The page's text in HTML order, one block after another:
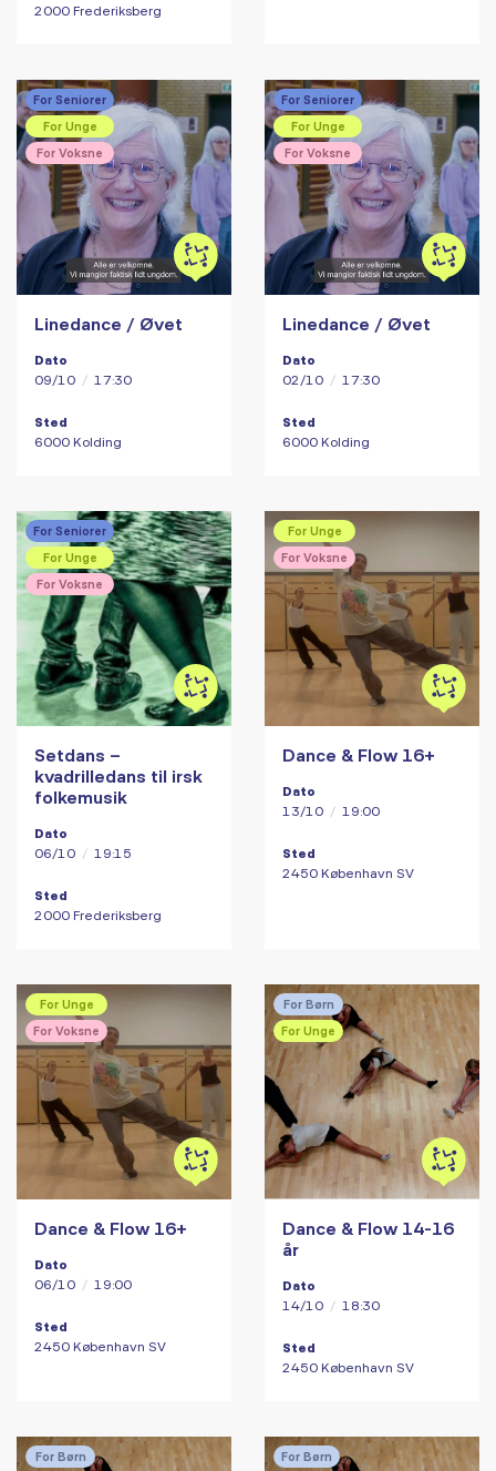
2000 Frederiksberg
For Seniorer
For Unge
For Voksne
Linedance / Øvet
Dato
09/10 / 17:30
Sted
6000 Kolding
For Seniorer
For Unge
For Voksne
Linedance / Øvet
Dato
02/10 / 17:30
Sted
6000 Kolding
For Seniorer
For Unge
For Voksne
Setdans –
kvadrilledans til irsk
folkemusik
Dato
06/10 / 19:15
Sted
2000 Frederiksberg
For Unge
For Voksne
Dance & Flow 16+
Dato
13/10 / 19:00
Sted
2450 København SV
For Unge
For Voksne
Dance & Flow 16+
Dato
06/10 / 19:00
Sted
2450 København SV
For Børn
For Unge
Dance & Flow 14-16
år
Dato
14/10 / 18:30
Sted
2450 København SV
For Børn
For Børn